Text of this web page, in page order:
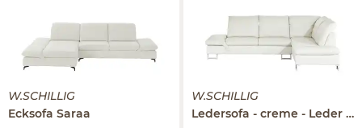
W.SCHILLIG
Ecksofa Saraa
W.SCHILLIG
Ledersofa creme - Leder